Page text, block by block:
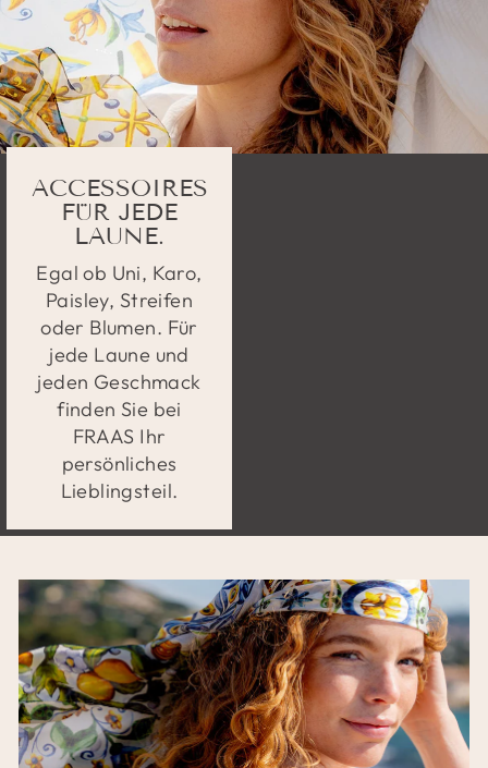
ACCESSOIRES
FÜR JEDE
LAUNE.
Egal ob Uni, Karo,
Paisley, Streifen
oder Blumen. Für
jede Laune und
jeden Geschmack
finden Sie bei
FRAAS Ihr
persönliches
Lieblingsteil.